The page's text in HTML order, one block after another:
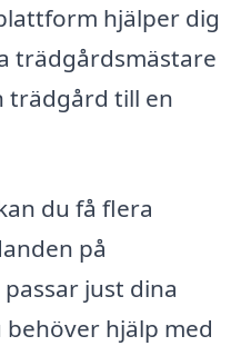
hjälper dig
trädgårdsmästare
trädgård till en
du få flera
på
just dina
hjälp med